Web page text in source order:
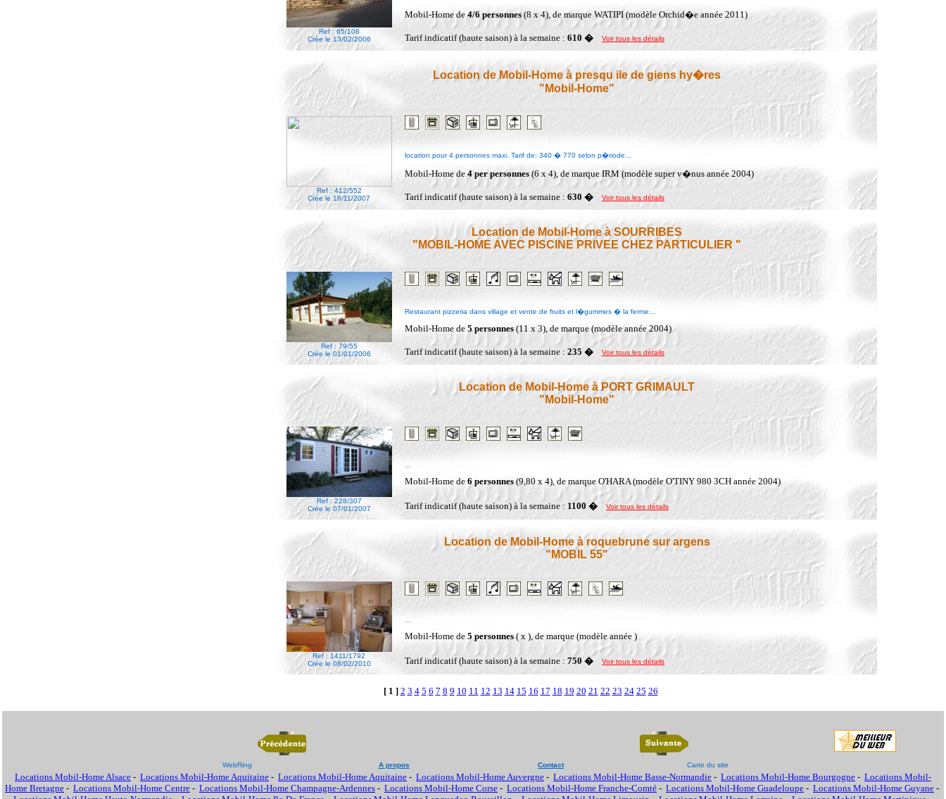
Ref : 65/108
Crée le 13/02/2006
Mobil-Home de 4/6 personnes (8 x 4), de marque WATIPI (modèle Orchid�e année 2011)
Tarif indicatif (haute saison) à la semaine : 610 � Voir tous les détails
Location de Mobil-Home à presqu ile de giens hy�res
"Mobil-Home"
Ref : 412/552
Crée le 18/11/2007
location pour 4 personnes maxi. Tarif de: 340 � 770 selon p�riode...
Mobil-Home de 4 per personnes (6 x 4), de marque IRM (modèle super v�nus année 2004)
Tarif indicatif (haute saison) à la semaine : 630 � Voir tous les détails
Location de Mobil-Home à SOURRIBES
"MOBIL-HOME AVEC PISCINE PRIVEE CHEZ PARTICULIER "
Ref : 79/55
Crée le 01/01/2006
Restaurant pizzeria dans village et vente de fruits et l�gummes � la ferme...
Mobil-Home de 5 personnes (11 x 3), de marque (modèle année 2004)
Tarif indicatif (haute saison) à la semaine : 235 � Voir tous les détails
Location de Mobil-Home à PORT GRIMAULT
"Mobil-Home"
Ref : 228/307
Crée le 07/01/2007
Mobil-Home de 6 personnes (9,80 x 4), de marque O'HARA (modèle O'TINY 980 3CH année 2004)
Tarif indicatif (haute saison) à la semaine : 1100 � Voir tous les détails
Location de Mobil-Home à roquebrune sur argens
"MOBIL 55"
Ref : 1411/1792
Crée le 08/02/2010
Mobil-Home de 5 personnes ( x ), de marque (modèle année )
Tarif indicatif (haute saison) à la semaine : 750 � Voir tous les détails
[ 1 ] 2 3 4 5 6 7 8 9 10 11 12 13 14 15 16 17 18 19 20 21 22 23 24 25 26
WebRing A propos Contact Carte du site
Locations Mobil-Home Alsace - Locations Mobil-Home Aquitaine - Locations Mobil-Home Aquitaine - Locations Mobil-Home Auvergne - Locations Mobil-Home Basse-Normandie - Locations Mobil-Home Bourgogne - Locations Mobil-
Home Bretagne - Locations Mobil-Home Centre - Locations Mobil-Home Champagne-Ardennes - Locations Mobil-Home Corse - Locations Mobil-Home Franche-Comté - Locations Mobil-Home Guadeloupe - Locations Mobil-Home Guyane -